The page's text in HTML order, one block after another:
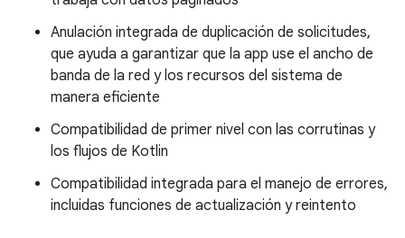
Anulación integrada de duplicación de solicitudes,
que ayuda a garantizar que la app use el ancho de
banda de la red y los recursos del sistema de
manera eficiente
Compatibilidad de primer nivel con las corrutinas y
los flujos de Kotlin
Compatibilidad integrada para el manejo de errores,
incluidas funciones de actualización y reintento